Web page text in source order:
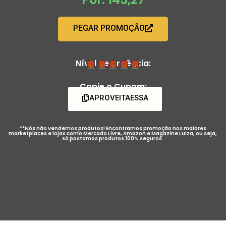
PEGAR PROMOÇÃO
Nível de Urgência:
Copie o Cupom:
APROVEITAESSA
**Nós não vendemos produtos! Encontramos promoção nos maiores
marketplaces e lojas como Mercado Livre, Amazon e Magazine Luiza, ou seja,
só postamos produtos 100% seguros.